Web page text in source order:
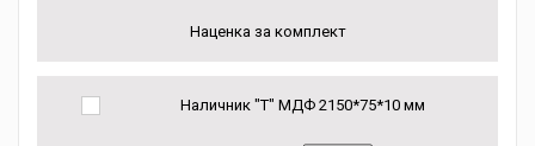
Наценка за комплект
Наличник "Т" МДФ 2150*75*10 мм